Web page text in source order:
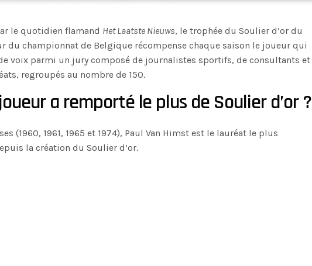
le quotidien flamand Het Laatste Nieuws, le trophée du Soulier d’or du
du championnat de Belgique récompense chaque saison le joueur qui
voix parmi un jury composé de journalistes sportifs, de consultants et
regroupés au nombre de 150.
a remporté le plus de Soulier d’or ?
(1960, 1961, 1965 et 1974), Paul Van Himst est le lauréat le plus
la création du Soulier d’or.